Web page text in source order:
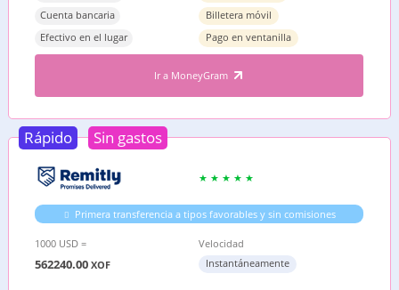
Cuenta bancaria
Efectivo en el lugar
Billetera móvil
Pago en ventanilla
Ir a MoneyGram
Rápido Sin gastos
Primera transferencia a tipos favorables y sin comisiones
1000 USD =
562240.00 XOF
Velocidad
Instantáneamente